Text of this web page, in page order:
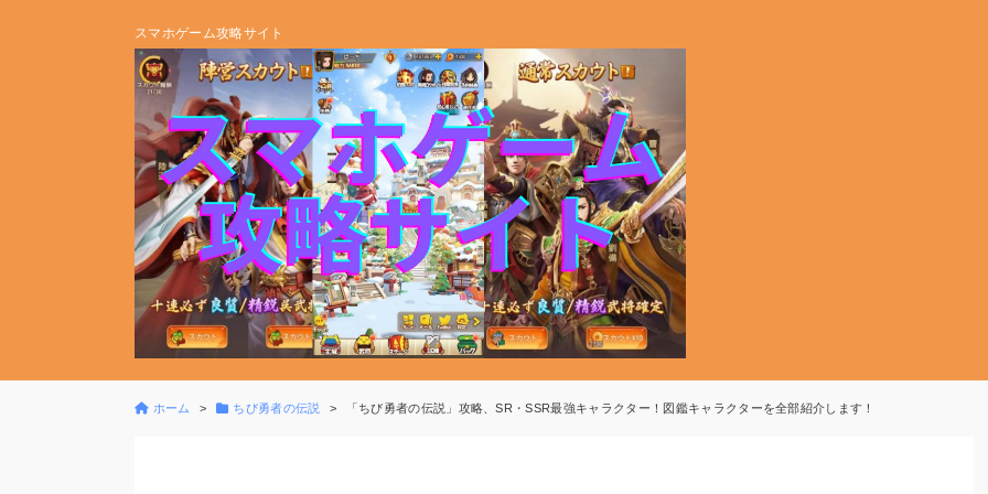
スマホゲーム攻略サイト
ホーム ちび勇者の伝説 「ちび勇者の伝説」攻略、SR・SSR最強キャラクター！図鑑キャラクターを全部紹介します！